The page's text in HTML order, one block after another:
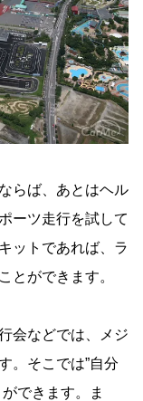
らば、あとはヘル
ーツ走行を試して
ットであれば、ラ
とができます。
会などでは、メジ
。そこでは”自分
できます。ま